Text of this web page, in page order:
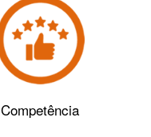
Competência